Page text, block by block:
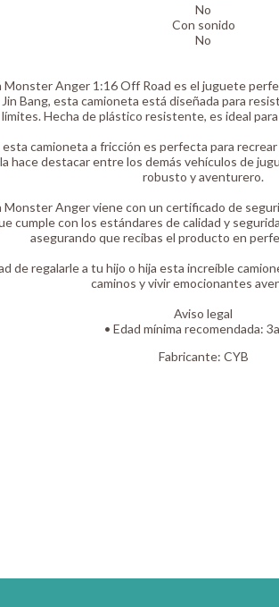
No
Con sonido
No
Monster Anger 1:16 Off Road es el juguete
Bang, esta camioneta está diseñada para
Hecha de plástico resistente, es ideal
camioneta a fricción es perfecta para
hace destacar entre los demás vehículos de
robusto y aventurero.
Monster Anger viene con un certificado de
cumple con los estándares de calidad y
asegurando que recibas el producto en
de regalarle a tu hijo o hija esta increíble
caminos y vivir emocionantes
Aviso legal
• Edad mínima recomendada:
Fabricante: CYB